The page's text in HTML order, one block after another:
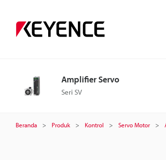
Amplifier Servo
Seri SV
Beranda Produk Kontrol Servo Motor